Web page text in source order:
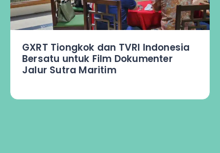
Keyboard Facemoji Mendukung
Pengalaman Unify 2023 UMN
dengan Anneth di Panggung